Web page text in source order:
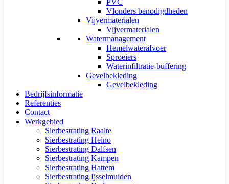
Vlonders benodigdheden
Vijvermaterialen
Vijvermaterialen
Watermanagement
Hemelwaterafvoer
Sproeiers
Waterinfiltratie-buffering
Gevelbekleding
Gevelbekleding
Bedrijfsinformatie
Referenties
Contact
Werkgebied
Sierbestrating Raalte
Sierbestrating Heino
Sierbestrating Dalfsen
Sierbestrating Kampen
Sierbestrating Hattem
Sierbestrating Ijsselmuiden